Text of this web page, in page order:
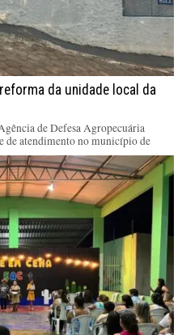
da unidade local da
de Defesa Agropecuária
de atendimento no município de